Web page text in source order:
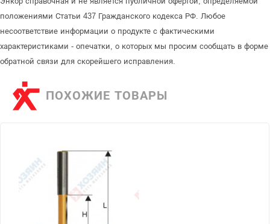
положениями Статьи 437 Гражданского кодекса РФ. Любое
несоответствие информации о продукте с фактическими
характеристиками - опечатки, о которых мы просим сообщать в форме
обратной связи для скорейшего исправления.
ПОХОЖИЕ ТОВАРЫ